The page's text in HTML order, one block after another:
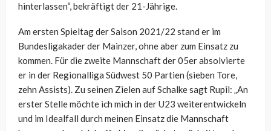
hinterlassen“, bekräftigt der 21-Jährige.
Am ersten Spieltag der Saison 2021/22 stand er im
Bundesligakader der Mainzer, ohne aber zum Einsatz zu
kommen. Für die zweite Mannschaft der 05er absolvierte
er in der Regionalliga Südwest 50 Partien (sieben Tore,
zehn Assists). Zu seinen Zielen auf Schalke sagt Rupil: „An
erster Stelle möchte ich mich in der U23 weiterentwickeln
und im Idealfall durch meinen Einsatz die Mannschaft